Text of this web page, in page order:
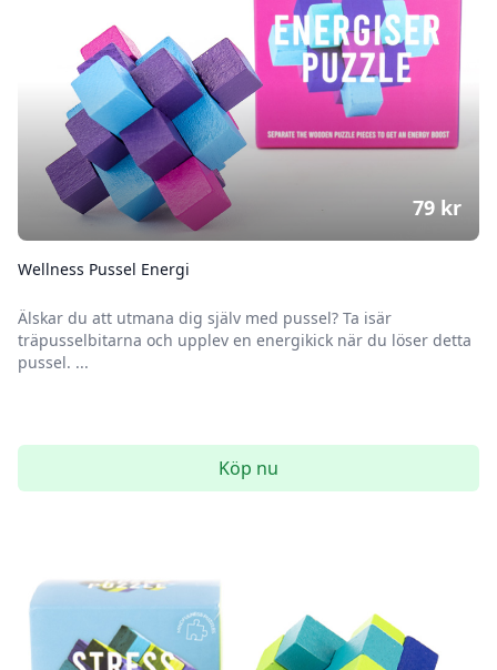
Wellness Pussel Energi
Älskar du att utmana dig själv med pussel? Ta isär
träpusselbitarna och upplev en energikick när du löser detta
pussel. ...
79 kr
Köp nu